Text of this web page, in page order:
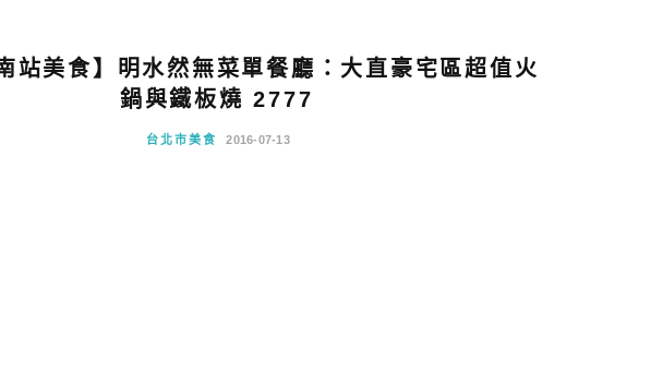
站美食】明水然無菜單餐廳：大直豪宅區超值火
鍋與鐵板燒 2777
台北市美食 2016-07-13